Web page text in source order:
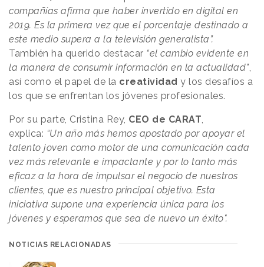
compañías afirma que haber invertido en digital en
2019. Es la primera vez que el porcentaje destinado a
este medio supera a la televisión generalista”.
También ha querido destacar “el cambio evidente en
la manera de consumir información en la actualidad”,
así como el papel de la creatividad y los desafíos a
los que se enfrentan los jóvenes profesionales.
Por su parte, Cristina Rey, CEO de CARAT,
explica: “Un año más hemos apostado por apoyar el
talento joven como motor de una comunicación cada
vez más relevante e impactante y por lo tanto más
eficaz a la hora de impulsar el negocio de nuestros
clientes, que es nuestro principal objetivo. Esta
iniciativa supone una experiencia única para los
jóvenes y esperamos que sea de nuevo un éxito".
NOTICIAS RELACIONADAS